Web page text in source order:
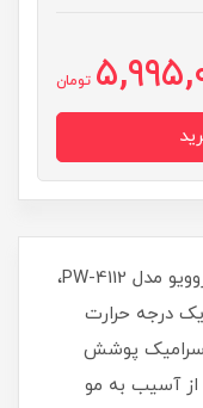
تومان
فر کننده مو پروویو مدل PW-4112،
یک درجه حرارت
سرامیک پوشش
آسیب به مو